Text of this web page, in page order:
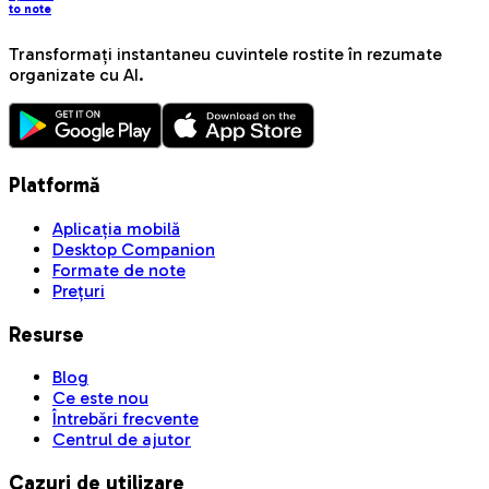
to note
Transformați instantaneu cuvintele rostite în rezumate
organizate cu AI.
Platformă
Aplicația mobilă
Desktop Companion
Formate de note
Prețuri
Resurse
Blog
Ce este nou
Întrebări frecvente
Centrul de ajutor
Cazuri de utilizare